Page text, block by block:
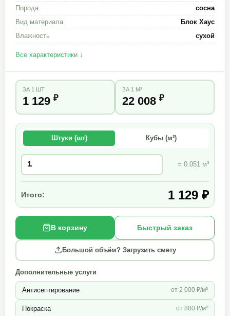
Порода
сосна
Вид материала
Блок Хаус
Влажность
сухой
Все характеристики ↓
ЗА 1 ШТ
1 129 ₽
ЗА 1 М³
22 008 ₽
Штуки (шт) Кубы (м³)
= 0.051 м³
Итого: 1 129 ₽
В корзину Быстрый заказ
Большой объём? Загрузить смету
Дополнительные услуги
Антисептирование от 2 000 ₽/м³
Покраска от 800 ₽/м²